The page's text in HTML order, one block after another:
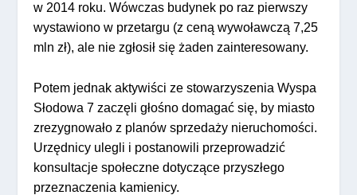
w 2014 roku. Wówczas budynek po raz pierwszy
wystawiono w przetargu (z ceną wywoławczą 7,25
mln zł), ale nie zgłosił się żaden zainteresowany.
Potem jednak aktywiści ze stowarzyszenia Wyspa
Słodowa 7 zaczęli głośno domagać się, by miasto
zrezygnowało z planów sprzedaży nieruchomości.
Urzędnicy ulegli i postanowili przeprowadzić
konsultacje społeczne dotyczące przyszłego
przeznaczenia kamienicy.